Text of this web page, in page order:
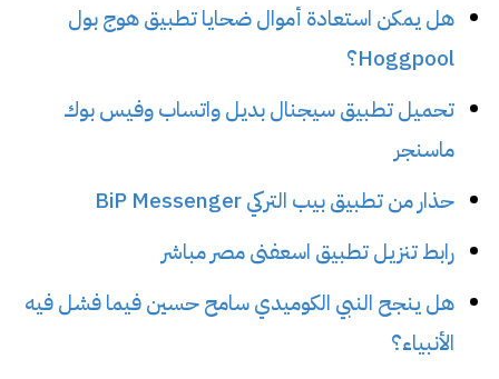
هل يمكن استعادة أموال ضحايا تطبيق هوج بول
Hoggpool؟
تحميل تطبيق سيجنال بديل واتساب وفيس بوك
ماسنجر
حذار من تطبيق بيب التركي BiP Messenger
رابط تنزيل تطبيق اسعفنى مصر مباشر
هل ينجح النبي الكوميدي سامح حسين فيما فشل فيه
الأنبياء؟